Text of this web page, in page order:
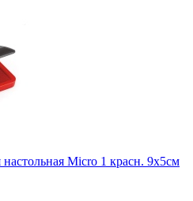
Micro 1 красн. 9х5см